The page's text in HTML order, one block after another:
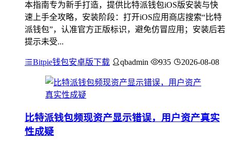
本指南专为新手打造，提供比特派钱包iOS版安装与快
速上手全攻略，安装阶段：打开iOS应用商店搜索“比特
派钱包”，认准官方正版标识，避免仿冒应用；安装后若
提示未受...
Bitpie钱包安卓版下载 qbadmin 935 2026-08-08
比特派钱包频现资产显示错误，用户资产真实
性成疑